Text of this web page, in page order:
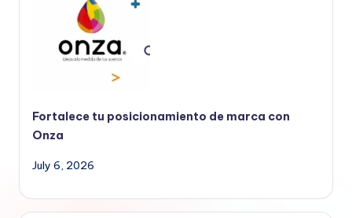
Fortalece tu posicionamiento de marca con
Onza
July 6, 2026